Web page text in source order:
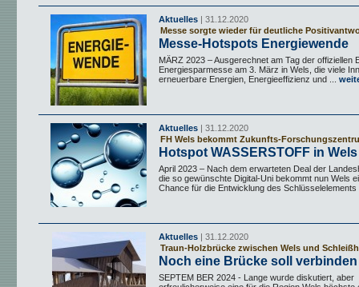
Aktuelles | 31.12.2020
Messe sorgte wieder für deutliche
Messe-Hotspots Energiewende
MÄRZ 2023 – Ausgerechnet am Tag der offiziellen
Energiesparmesse am 3. März in Wels, die viele
erneuerbare Energien, Energieeffizienz und ...
Aktuelles | 31.12.2020
FH Wels bekommt Zukunfts-
Hotspot WASSERSTOFF in Wels
April 2023 – Nach dem erwarteten Deal der
die so gewünschte Digital-Uni bekommt nun Wels
Chance für die Entwicklung des Schlüsselelements
Aktuelles | 31.12.2020
Traun-Holzbrücke zwischen Wels und
Noch eine Brücke soll verbinden
SEPTEM BER 2024 - Lange wurde diskutiert, aber